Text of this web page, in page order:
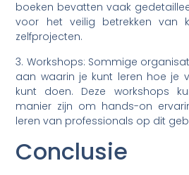
boeken bevatten vaak
voor het veilig betrekken van
zelfprojecten.
3. Workshops: Sommige
aan waarin je kunt leren hoe je
kunt doen. Deze workshops
manier zijn om hands-on
leren van professionals op dit
Conclusie